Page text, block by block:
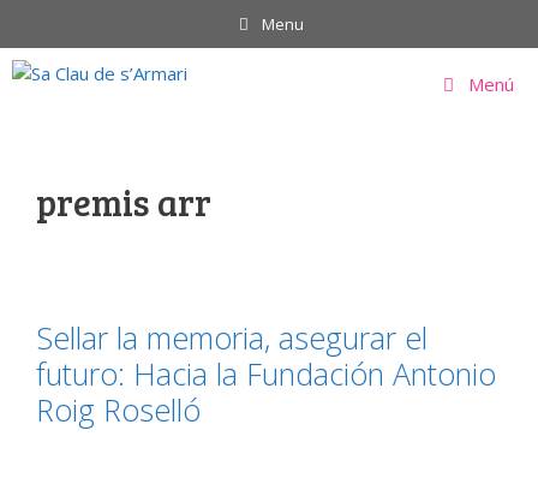
al
contenido
Menu
Menú
premis arr
Sellar la memoria, asegurar el
futuro: Hacia la Fundación Antonio
Roig Roselló